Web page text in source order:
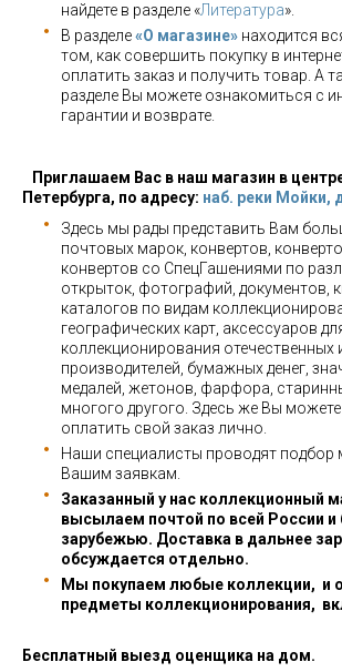
найдете в разделе «Литература».
В разделе«О магазине» находится
том, как совершить покупку в
оплатить заказ и получить товар. А
разделе Вы можете ознакомиться с
гарантии и возврате.
Приглашаем Вас в наш магазин в
Петербурга, по адресу: наб. реки Мойки,
Здесь мы рады представить Вам
почтовых марок, конвертов,
конвертов со СпецГашениями по
открыток, фотографий, документов,
каталогов по видам
географических карт, аксессуаров
коллекционирования отечественных
производителей, бумажных денег,
медалей, жетонов, фарфора,
многого другого. Здесь же Вы можете
оплатить свой заказ лично.
Наши специалисты проводят подбор
Вашим заявкам.
Заказанный у нас коллекционный
высылаем почтой по всей России
зарубежью. Доставка в дальнее
обсуждается отдельно.
Мы покупаем любые коллекции, и
предметы коллекционирования,
Бесплатный выезд оценщика на дом.